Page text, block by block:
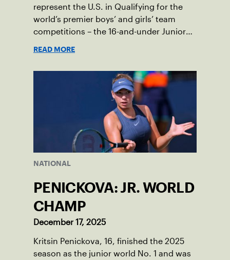
represent the U.S. in Qualifying for the
world’s premier boys’ and girls’ team
competitions – the 16-and-under Junior
READ MORE
NATIONAL
PENICKOVA: JR. WORLD
CHAMP
December 17, 2025
Kritsin Penickova, 16, finished the 2025
season as the junior world No. 1 and was